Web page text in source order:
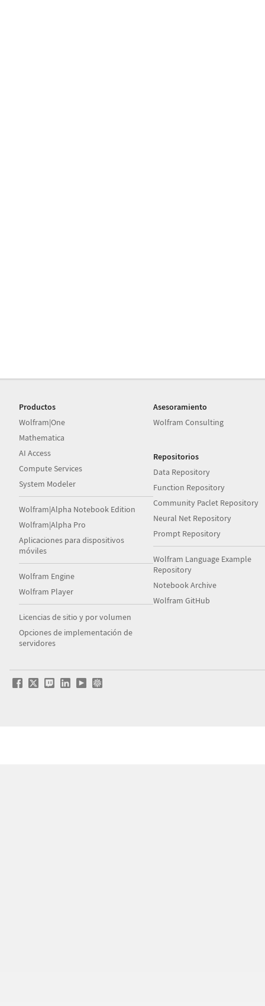
Productos
Wolfram|One
Mathematica
AI Access
Compute Services
System Modeler
Wolfram|Alpha Notebook Edition
Wolfram|Alpha Pro
Aplicaciones para dispositivos
móviles
Wolfram Engine
Wolfram Player
Licencias de sitio y por volumen
Opciones de implementación de
servidores
Asesoramiento
Wolfram Consulting
Repositorios
Data Repository
Function Repository
Community Paclet Repository
Neural Net Repository
Prompt Repository
Wolfram Language Example
Repository
Notebook Archive
Wolfram GitHub